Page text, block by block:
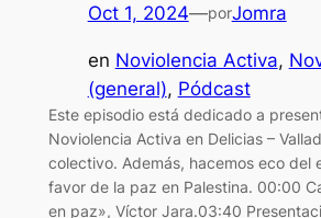
Oct 1, 2024—porJomra
en Noviolencia Activa,
(general), Pódcast
Este episodio está dedicado a
Noviolencia Activa en Delicias –
colectivo. Además, hacemos eco del
favor de la paz en Palestina. 00:00
en paz», Víctor Jara.03:40